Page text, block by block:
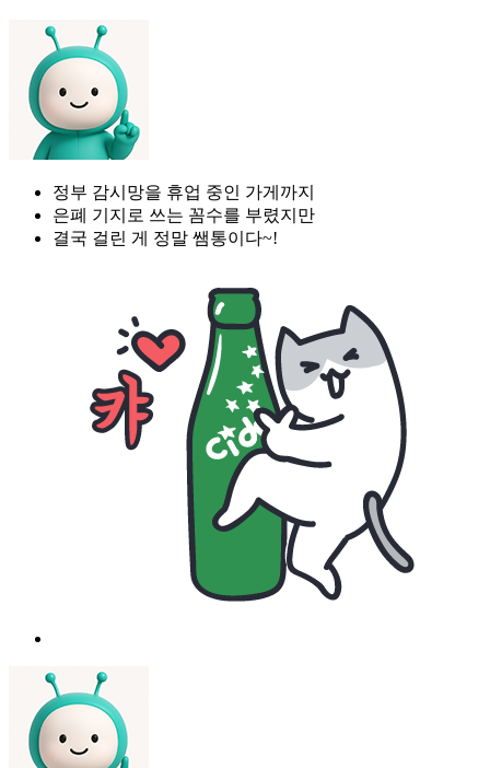
정부 감시망을 휴업 중인 가게까지
은폐 기지로 쓰는 꼼수를 부렸지만
결국 걸린 게 정말 쌤통이다~!